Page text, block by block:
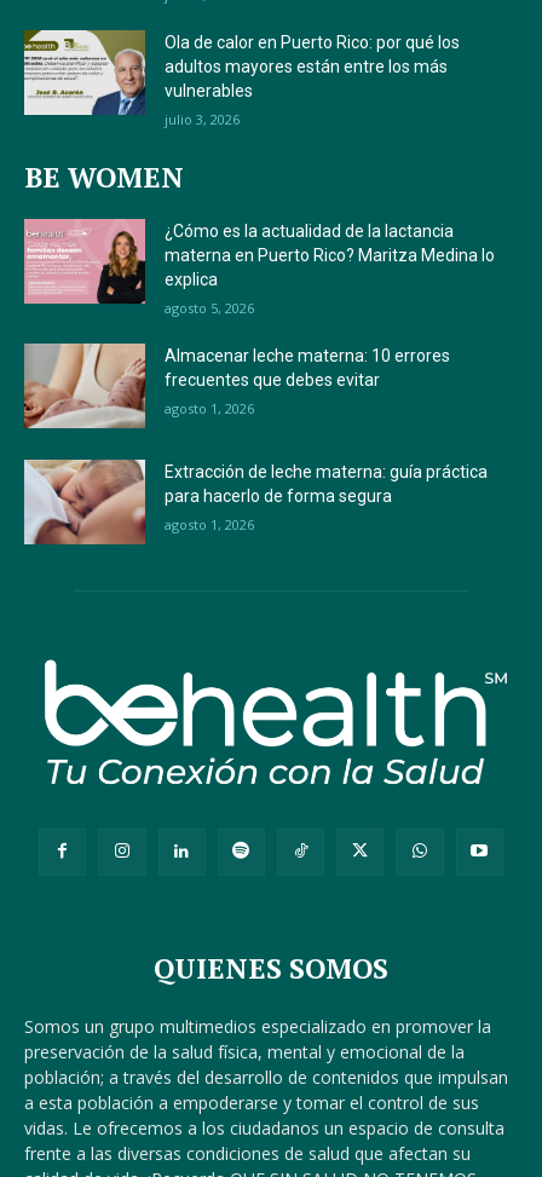
Ola de calor en Puerto Rico: por qué los
adultos mayores están entre los más
vulnerables
julio 3, 2026
BE WOMEN
¿Cómo es la actualidad de la lactancia
materna en Puerto Rico? Maritza Medina lo
explica
agosto 5, 2026
Almacenar leche materna: 10 errores
frecuentes que debes evitar
agosto 1, 2026
Extracción de leche materna: guía práctica
para hacerlo de forma segura
agosto 1, 2026
QUIENES SOMOS
Somos un grupo multimedios especializado en promover la
preservación de la salud física, mental y emocional de la
población; a través del desarrollo de contenidos que impulsan
a esta población a empoderarse y tomar el control de sus
vidas. Le ofrecemos a los ciudadanos un espacio de consulta
frente a las diversas condiciones de salud que afectan su